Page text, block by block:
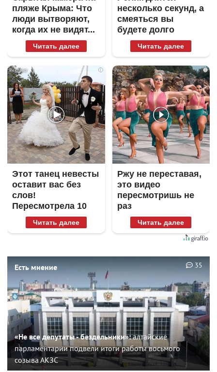
пляже Крыма: Что
люди вытворяют,
когда их не видят...
Читать далее
несколько секунд, а
смеяться вы
будете долго
Читать далее
i
Этот танец невесты
оставит вас без
слов!
Пересмотрела 10
раз
Читать далее
i
Ржу не переставая,
это видео
пересмотришь не
раз
Читать далее
Есть мнение
«Не все депутаты - бездельники»:алтайские
парламентарии подвели итоги работы восьмого
созыва АКЗС
35